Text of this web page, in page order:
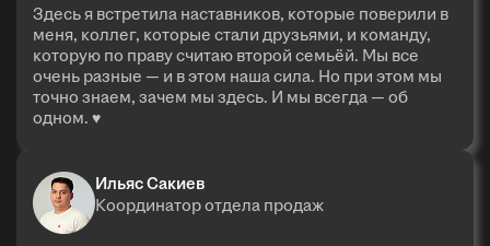
Здесь я встретила наставников, которые поверили в
меня, коллег, которые стали друзьями, и команду,
которую по праву считаю второй семьёй. Мы все
очень разные — и в этом наша сила. Но при этом мы
точно знаем, зачем мы здесь. И мы всегда — об
одном. ♥
Ильяс Сакиев
Координатор отдела продаж